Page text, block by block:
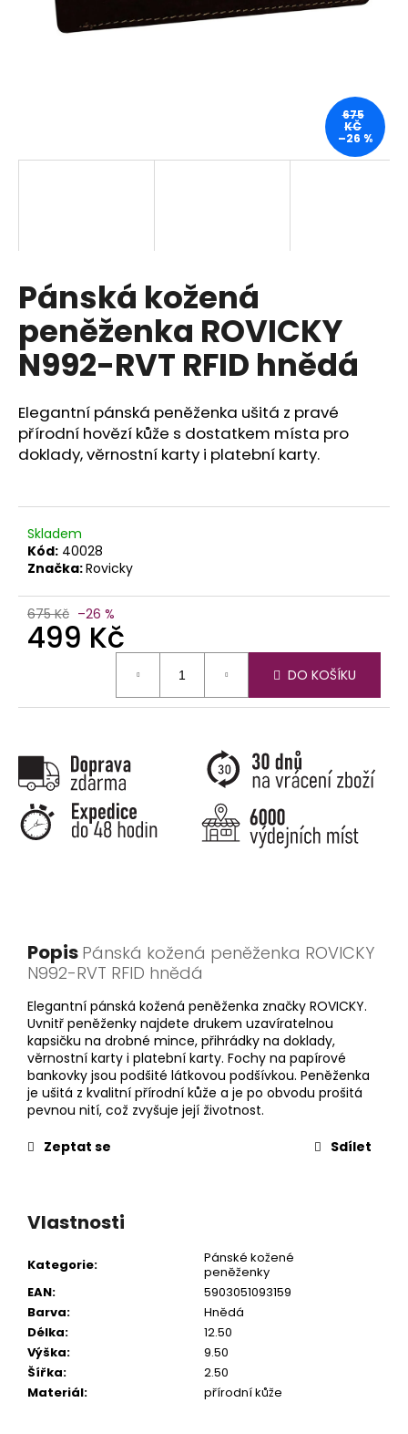
Pánská kožená
peněženka ROVICKY
N992-RVT RFID hnědá
Elegantní pánská peněženka ušitá z pravé
přírodní hovězí kůže s dostatkem místa pro
doklady, věrnostní karty i platební karty.
Skladem
Kód: 40028
Značka:Rovicky
675 Kč –26 %
499 Kč
DO KOŠÍKU
675
KČ
–26 %
Popis Pánská kožená peněženka ROVICKY
N992-RVT RFID hnědá
Elegantní pánská kožená peněženka značky ROVICKY.
Uvnitř peněženky najdete drukem uzavíratelnou
kapsičku na drobné mince, přihrádky na doklady,
věrnostní karty i platební karty. Fochy na papírové
bankovky jsou podšité látkovou podšívkou. Peněženka
je ušitá z kvalitní přírodní kůže a je po obvodu prošitá
pevnou nití, což zvyšuje její životnost.
Zeptat se
Sdílet
Vlastnosti
Kategorie:
Pánské kožené
peněženky
EAN:
5903051093159
Barva:
Hnědá
Délka:
12.50
Výška:
9.50
Šířka:
2.50
Materiál: přírodní kůže
D
o
p
o
r
č
u
j
e